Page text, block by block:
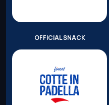
OFFICIAL SNACK